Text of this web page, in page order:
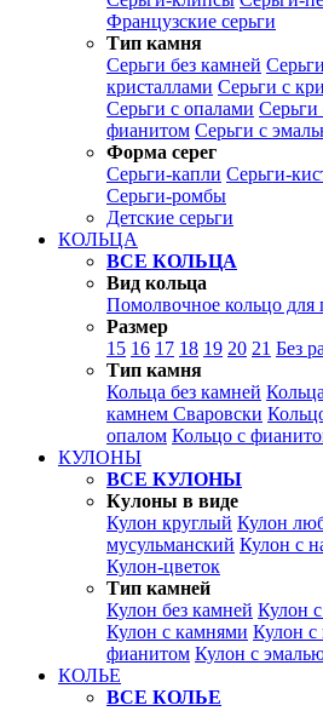
Французские серьги
Тип камня
Серьги без камней
кристаллами Серьги с
Серьги с опалами Серьги
фианитом Серьги с
Форма серег
Серьги-капли Серьги-
Серьги-ромбы
Детские серьги
КОЛЬЦА
ВСЕ КОЛЬЦА
Вид кольца
Помолвочное кольцо для
Размер
15 16 17 18 19 20 21 Без
Тип камня
Кольца без камней
камнем Сваровски
опалом Кольцо с
КУЛОНЫ
ВСЕ КУЛОНЫ
Кулоны в виде
Кулон круглый Кулон
мусульманский Кулон с
Кулон-цветок
Тип камней
Кулон без камней Кулон
Кулон с камнями Кулон с
фианитом Кулон с
КОЛЬЕ
ВСЕ КОЛЬЕ